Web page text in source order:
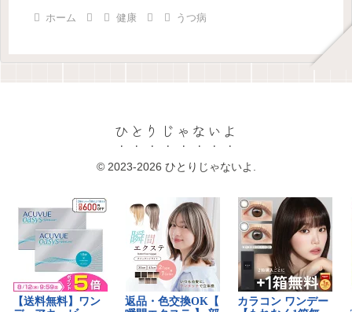
ホーム 健康 うつ病
ひとりじゃないよ
© 2023-2026 ひとりじゃないよ.